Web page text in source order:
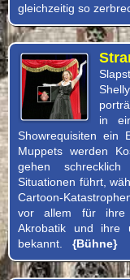
gleichzeitig so
in
Showrequisiten ein
Muppets werden
gehen
Situationen führt,
Cartoon-
vor allem für ihre
Akrobatik und ihre
bekannt. {Bühne}